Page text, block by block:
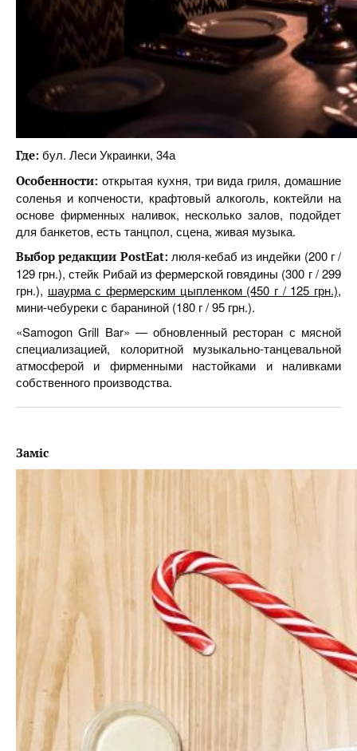
Где: бул. Леси Украинки, 34а
Особенности: открытая кухня, три вида гриля, домашние
соленья и копчености, крафтовый алкоголь, коктейли на
основе фирменных наливок, несколько залов, подойдет
для банкетов, есть танцпол, сцена, живая музыка.
Выбор редакции PostEat: люля-кебаб из индейки (200 г /
129 грн.), стейк Рибай из фермерской говядины (300 г / 299
грн.), шаурма с фермерским цыпленком (450 г / 125 грн.),
мини-чебуреки с бараниной (180 г / 95 грн.).
«Samogon Grill Bar» — обновленный ресторан с мясной
специализацией, колоритной музыкально-танцевальной
атмосферой и фирменными настойками и наливками
собственного производства.
Заміс